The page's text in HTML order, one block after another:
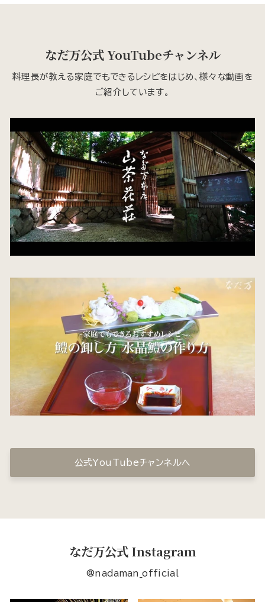
なだ万公式 YouTubeチャンネル
料理長が教える家庭でもできるレシピをはじめ、様々な動画を
ご紹介しています。
公式YouTubeチャンネルへ
なだ万公式 Instagram
@nadaman_official